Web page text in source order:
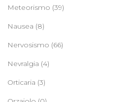
Meteorismo (39)
Nausea (8)
Nervosismo (66)
Nevralgia (4)
Orticaria (3)